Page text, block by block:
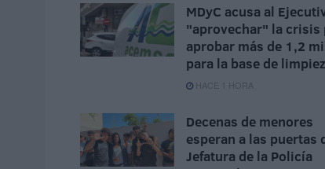
MDyC acusa al
"aprovechar" la crisis
aprobar más de 1,2
para la base de
HACE 1 HORA
Decenas de menores
esperan a las puertas
Jefatura de la Policía